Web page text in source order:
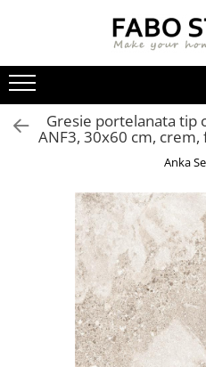
GRESIE INTERIOR
GRESIE EXTERIOR
GRESIE XXL - LASTRE
TREPTE DIN GRESIE
FAIANTA
PIESE DECORATIVE
CANAPELE
CUIEREGresie portelanata tip
ANF3, 30x60 cm,
Anka